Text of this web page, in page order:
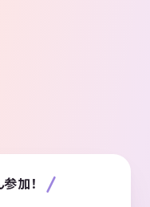
加！